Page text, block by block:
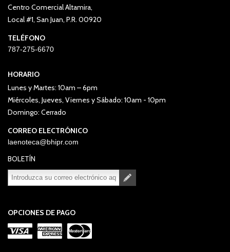
Centro Comercial Altamira,
Local #1, San Juan, P.R. 00920
TELÉFONO
787-275-6670
HORARIO
Lunes y Martes: 10am – 6pm
Miércoles, Jueves, Viernes y Sábado: 10am - 10pm
Domingo: Cerrado
CORREO ELECTRÓNICO
laenoteca@bhipr.com
BOLETÍN
OPCIONES DE PAGO